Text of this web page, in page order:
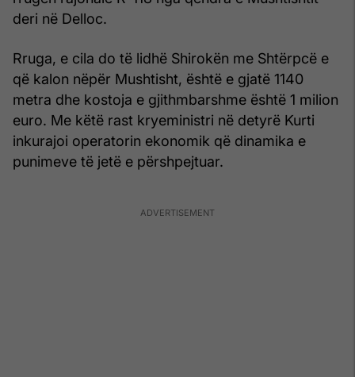
deri në Delloc.
Rruga, e cila do të lidhë Shirokën me Shtërpcë e
që kalon nëpër Mushtisht, është e gjatë 1140
metra dhe kostoja e gjithmbarshme është 1 milion
euro. Me këtë rast kryeministri në detyrë Kurti
inkurajoi operatorin ekonomik që dinamika e
punimeve të jetë e përshpejtuar.